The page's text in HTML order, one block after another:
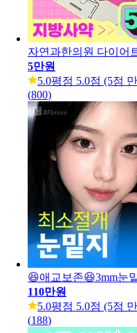
자연과한의원 다이어
5만원
5.0평점 5.0점 (5점
(800)
😆애교보존😆3mm눈
110만원
5.0평점 5.0점 (5점
(188)